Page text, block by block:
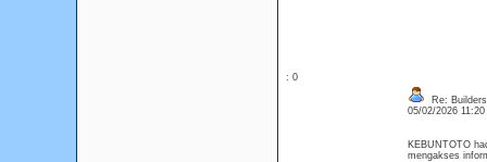
: 0
Re:
05/02/2026
KEBUNTOTO
mengakses